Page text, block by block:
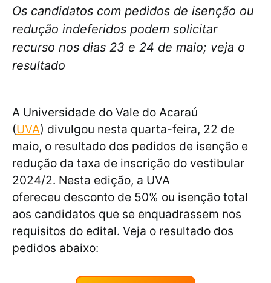
Os candidatos com pedidos de isenção ou
redução indeferidos podem solicitar
recurso nos dias 23 e 24 de maio; veja o
resultado
A Universidade do Vale do Acaraú
(UVA) divulgou nesta quarta-feira, 22 de
maio, o resultado dos pedidos de isenção e
redução da taxa de inscrição do vestibular
2024/2. Nesta edição, a UVA
ofereceu desconto de 50% ou isenção total
aos candidatos que se enquadrassem nos
requisitos do edital. Veja o resultado dos
pedidos abaixo: